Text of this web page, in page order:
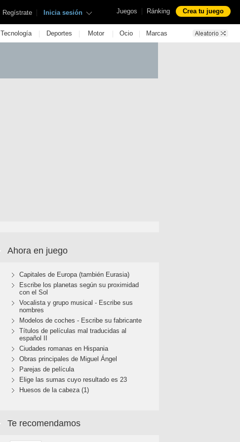
Juegos | Ránking Crea tu juego
Regístrate | Inicia sesión
Tecnología | Deportes | Motor | Ocio | Marcas
Ahora en juego
Capitales de Europa (también Eurasia)
Escribe los planetas según su proximidad
con el Sol
Vocalista y grupo musical - Escribe sus
nombres
Modelos de coches - Escribe su fabricante
Títulos de películas mal traducidas al
español II
Ciudades romanas en Hispania
Obras principales de Miguel Ángel
Parejas de película
Elige las sumas cuyo resultado es 23
Huesos de la cabeza (1)
Te recomendamos